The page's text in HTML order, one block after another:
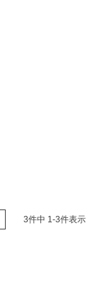
3件中 1 -3件表示